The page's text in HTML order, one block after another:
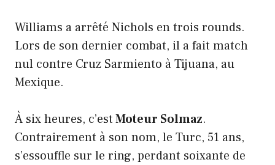
Williams a arrêté Nichols en trois rounds.
Lors de son dernier combat, il a fait match
nul contre Cruz Sarmiento à Tijuana, au
Mexique.
À six heures, c’estMoteur Solmaz.
Contrairement à son nom, le Turc, 51 ans,
s’essouffle sur le ring, perdant soixante de